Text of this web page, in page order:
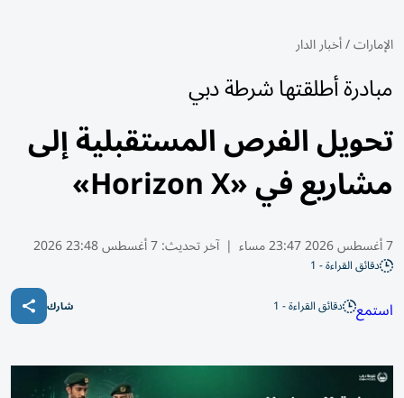
الإمارات/أخبار الدار
مبادرة أطلقتها شرطة دبي
تحويل الفرص المستقبلية إلى
مشاريع في «Horizon X»
7 أغسطس 2026 23:47 مساء | آخر تحديث:7 أغسطس 23:48 2026
دقائق القراءة - 1
استمع دقائق القراءة - 1 شارك